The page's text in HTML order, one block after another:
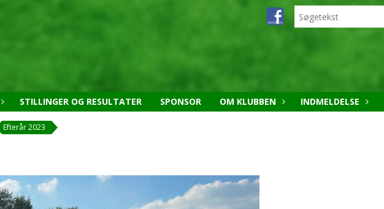
STILLINGER OG RESULTATER SPONSOR OM KLUBBEN INDMELDELSE
Efterår 2023